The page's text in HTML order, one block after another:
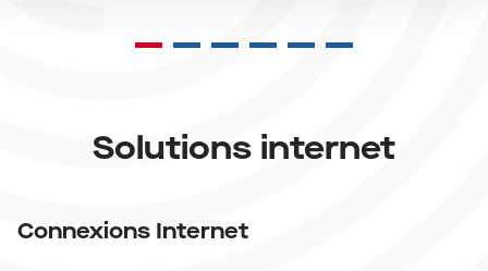
Solutions internet
Connexions Internet